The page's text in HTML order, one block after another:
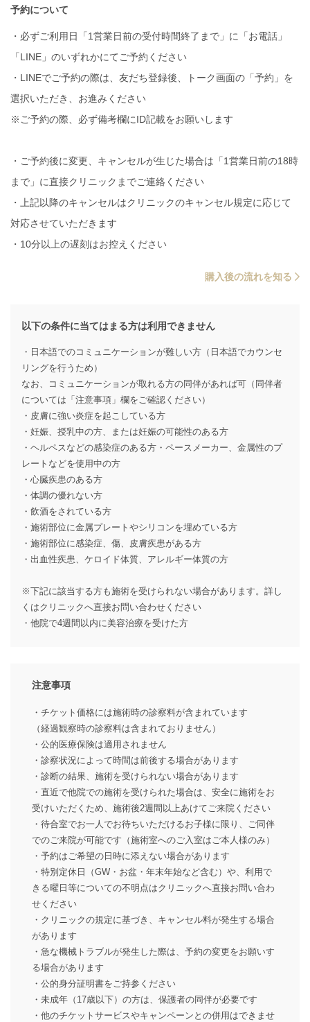
予約について
・必ずご利用日「1営業日前の受付時間終了まで」に「お電話」
「LINE」のいずれかにてご予約ください
・LINEでご予約の際は、友だち登録後、トーク画面の「予約」を
選択いただき、お進みください
※ご予約の際、必ず備考欄にID記載をお願いします
・ご予約後に変更、キャンセルが生じた場合は「1営業日前の18時
まで」に直接クリニックまでご連絡ください
・上記以降のキャンセルはクリニックのキャンセル規定に応じて
対応させていただきます
・10分以上の遅刻はお控えください
購入後の流れを知る
以下の条件に当てはまる方は利用できません
・日本語でのコミュニケーションが難しい方（日本語でカウンセ
リングを行うため）
なお、コミュニケーションが取れる方の同伴があれば可（同伴者
については「注意事項」欄をご確認ください）
・皮膚に強い炎症を起こしている方
・妊娠、授乳中の方、または妊娠の可能性のある方
・ヘルペスなどの感染症のある方・ペースメーカー、金属性のプ
レートなどを使用中の方
・心臓疾患のある方
・体調の優れない方
・飲酒をされている方
・施術部位に金属プレートやシリコンを埋めている方
・施術部位に感染症、傷、皮膚疾患がある方
・出血性疾患、ケロイド体質、アレルギー体質の方
※下記に該当する方も施術を受けられない場合があります。詳し
くはクリニックへ直接お問い合わせください
・他院で4週間以内に美容治療を受けた方
注意事項
・チケット価格には施術時の診察料が含まれています
（経過観察時の診察料は含まれておりません）
・公的医療保険は適用されません
・診察状況によって時間は前後する場合があります
・診断の結果、施術を受けられない場合があります
・直近で他院での施術を受けられた場合は、安全に施術をお
受けいただくため、施術後2週間以上あけてご来院ください
・待合室でお一人でお待ちいただけるお子様に限り、ご同伴
でのご来院が可能です（施術室へのご入室はご本人様のみ）
・予約はご希望の日時に添えない場合があります
・特別定休日（GW・お盆・年末年始など含む）や、利用で
きる曜日等についての不明点はクリニックへ直接お問い合わ
せください
・クリニックの規定に基づき、キャンセル料が発生する場合
があります
・急な機械トラブルが発生した際は、予約の変更をお願いす
る場合があります
・公的身分証明書をご持参ください
・未成年（17歳以下）の方は、保護者の同伴が必要です
・他のチケットサービスやキャンペーンとの併用はできませ